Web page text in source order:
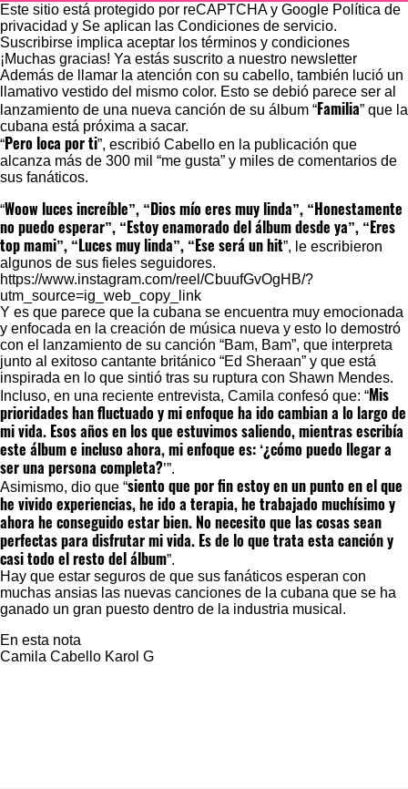
Este sitio está protegido por reCAPTCHA y Google Política de
privacidad y Se aplican las Condiciones de servicio.
Suscribirse implica aceptar los términos y condiciones
¡Muchas gracias! Ya estás suscrito a nuestro newsletter
Además de llamar la atención con su cabello, también lució un
llamativo vestido del mismo color. Esto se debió parece ser al
lanzamiento de una nueva canción de su álbum “Familia” que la
cubana está próxima a sacar.
“Pero loca por ti”, escribió Cabello en la publicación que
alcanza más de 300 mil “me gusta” y miles de comentarios de
sus fanáticos.
“Woow luces increíble”, “Dios mío eres muy linda”, “Honestamente
no puedo esperar”, “Estoy enamorado del álbum desde ya”, “Eres
top mami”, “Luces muy linda”, “Ese será un hit”, le escribieron
algunos de sus fieles seguidores.
https://www.instagram.com/reel/CbuufGvOgHB/?
utm_source=ig_web_copy_link
Y es que parece que la cubana se encuentra muy emocionada
y enfocada en la creación de música nueva y esto lo demostró
con el lanzamiento de su canción “Bam, Bam”, que interpreta
junto al exitoso cantante británico “Ed Sheraan” y que está
inspirada en lo que sintió tras su ruptura con Shawn Mendes.
Incluso, en una reciente entrevista, Camila confesó que: “Mis
prioridades han fluctuado y mi enfoque ha ido cambian a lo largo de
mi vida. Esos años en los que estuvimos saliendo, mientras escribía
este álbum e incluso ahora, mi enfoque es: ‘¿cómo puedo llegar a
ser una persona completa?’”.
Asimismo, dio que “siento que por fin estoy en un punto en el que
he vivido experiencias, he ido a terapia, he trabajado muchísimo y
ahora he conseguido estar bien. No necesito que las cosas sean
perfectas para disfrutar mi vida. Es de lo que trata esta canción y
casi todo el resto del álbum”.
Hay que estar seguros de que sus fanáticos esperan con
muchas ansias las nuevas canciones de la cubana que se ha
ganado un gran puesto dentro de la industria musical.
En esta nota
Camila Cabello Karol G